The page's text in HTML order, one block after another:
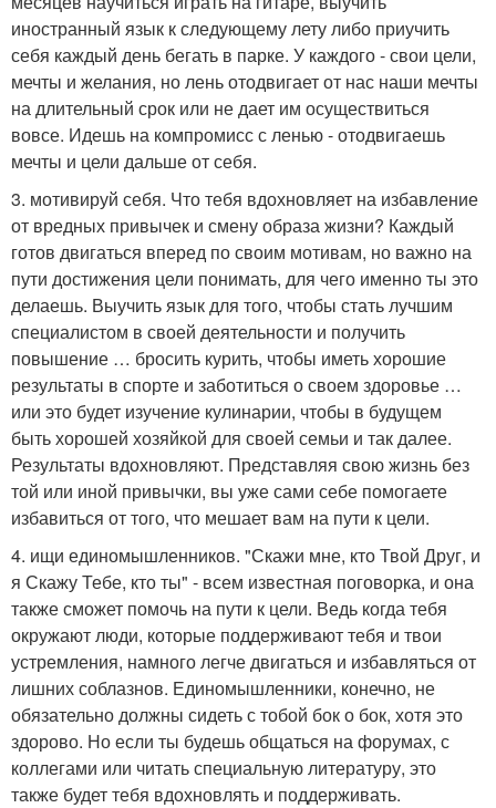
иностранный язык к следующему лету либо приучить
себя каждый день бегать в парке. У каждого - свои цели,
мечты и желания, но лень отодвигает от нас наши мечты
на длительный срок или не дает им осуществиться
вовсе. Идешь на компромисс с ленью - отодвигаешь
мечты и цели дальше от себя.
3. мотивируй себя. Что тебя вдохновляет на избавление
от вредных привычек и смену образа жизни? Каждый
готов двигаться вперед по своим мотивам, но важно на
пути достижения цели понимать, для чего именно ты это
делаешь. Выучить язык для того, чтобы стать лучшим
специалистом в своей деятельности и получить
повышение … бросить курить, чтобы иметь хорошие
результаты в спорте и заботиться о своем здоровье …
или это будет изучение кулинарии, чтобы в будущем
быть хорошей хозяйкой для своей семьи и так далее.
Результаты вдохновляют. Представляя свою жизнь без
той или иной привычки, вы уже сами себе помогаете
избавиться от того, что мешает вам на пути к цели.
4. ищи единомышленников. "Скажи мне, кто Твой Друг, и
я Скажу Тебе, кто ты" - всем известная поговорка, и она
также сможет помочь на пути к цели. Ведь когда тебя
окружают люди, которые поддерживают тебя и твои
устремления, намного легче двигаться и избавляться от
лишних соблазнов. Единомышленники, конечно, не
обязательно должны сидеть с тобой бок о бок, хотя это
здорово. Но если ты будешь общаться на форумах, с
коллегами или читать специальную литературу, это
также будет тебя вдохновлять и поддерживать.